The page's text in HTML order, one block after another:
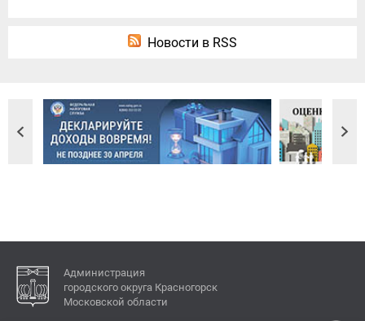
Новости в RSS
Администрация
городского округа Красногорск
Московской области